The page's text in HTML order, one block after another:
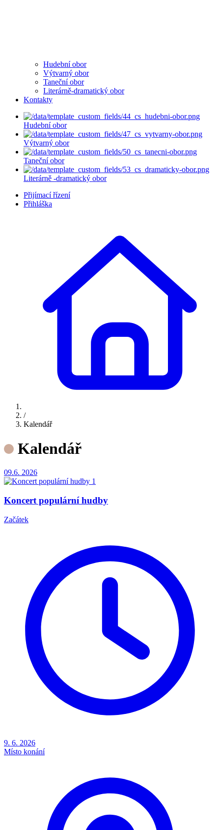
Hudební obor
Výtvarný obor
Taneční obor
Literárně-dramatický obor
Kontakty
Hudební obor
Výtvarný obor
Taneční obor
Literárně -dramatický obor
Přijímací řízení
Přihláška
/
Kalendář
Kalendář
09.6. 2026
Koncert populární hudby
Začátek
9. 6. 2026
Místo konání